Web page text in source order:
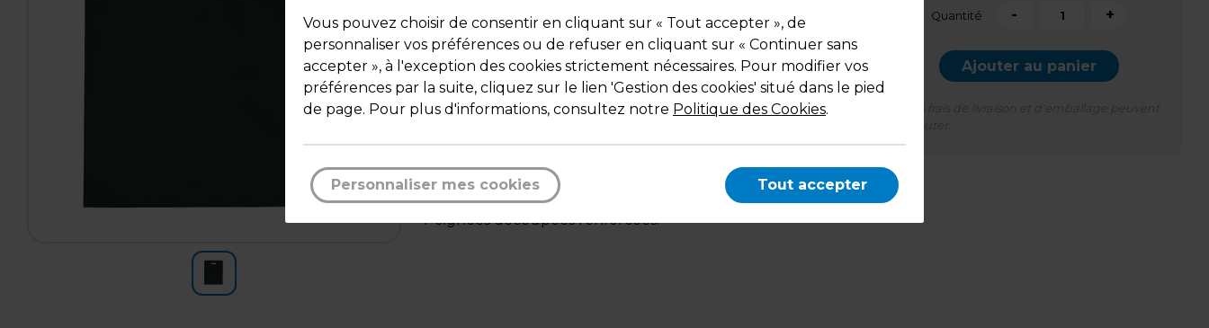
Dimensions : 50 + 5 x H 50 cm
Poids : 3,14 kg
Quantité - +
Ajouter au panier
Description
Poignées découpées renforcées.
Vous pouvez choisir de consentir en cliquant sur « Tout accepter », de
personnaliser vos préférences ou de refuser en cliquant sur « Continuer sans
accepter », à l'exception des cookies strictement nécessaires. Pour modifier vos
préférences par la suite, cliquez sur le lien 'Gestion des cookies' situé dans le pied
de page. Pour plus d'informations, consultez notre Politique des Cookies.
Personnaliser mes cookies Tout accepter